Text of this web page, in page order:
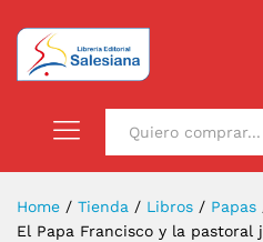
Home / Tienda / Libros / Papas
El Papa Francisco y la pastoral